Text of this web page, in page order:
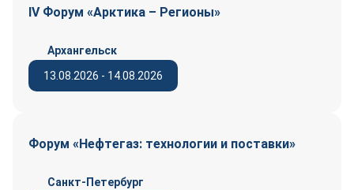
IV Форум «Арктика – Регионы»
13.08.2026 - 14.08.2026
Архангельск
Форум «Нефтегаз: технологии и поставки»
Санкт-Петербург